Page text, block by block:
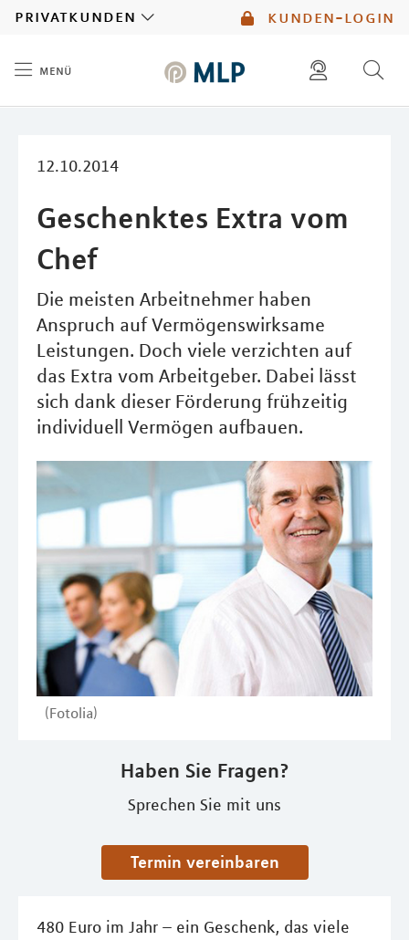
kunden-login
privatkunden
menü
12.10.2014
Geschenktes Extra vom
Chef
Die meisten Arbeitnehmer haben
Anspruch auf Vermögenswirksame
Leistungen. Doch viele verzichten auf
das Extra vom Arbeitgeber. Dabei lässt
sich dank dieser Förderung frühzeitig
individuell Vermögen aufbauen.
(Fotolia)
Haben Sie Fragen?
Sprechen Sie mit uns
Termin vereinbaren
480 Euro im Jahr – ein Geschenk, das viele